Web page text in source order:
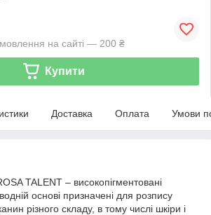
на сайті — 200 ₴
Купити
Доставка Оплата Умови
TALENT – високопігментовані
основі призначені для розпису
різного складу, в тому числі шкіри і